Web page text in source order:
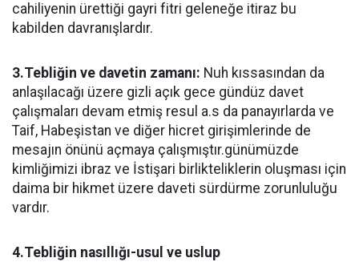
cahiliyenin ürettiği gayri fitri geleneğe itiraz bu
kabilden davranışlardır.
3.Tebliğin ve davetin zamanı: Nuh kıssasından da
anlaşılacağı üzere gizli açık gece gündüz davet
çalışmaları devam etmiş resul a.s da panayırlarda ve
Taif, Habeşistan ve diğer hicret girişimlerinde de
mesajın önünü açmaya çalışmıştır.günümüzde
kimliğimizi ibraz ve İstişari birlikteliklerin oluşması için
daima bir hikmet üzere daveti sürdürme zorunluluğu
vardır.
4.Tebliğin nasıllığı-usul ve uslup